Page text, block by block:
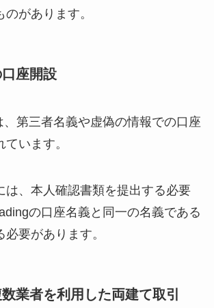
があります。
座開設
、第三者名義や虚偽の情報での口座
います。
は、本人確認書類を提出する必要
の口座名義と同一の名義である
要があります。
業者を利用した両建て取引